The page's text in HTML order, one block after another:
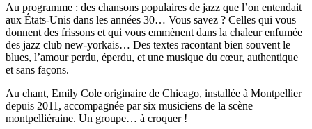
Au programme : des chansons populaires de jazz que l’on entendait
aux États-Unis dans les années 30… Vous savez ? Celles qui vous
donnent des frissons et qui vous emmènent dans la chaleur enfumée
des jazz club new-yorkais… Des textes racontant bien souvent le
blues, l’amour perdu, éperdu, et une musique du cœur, authentique
et sans façons.
Au chant, Emily Cole originaire de Chicago, installée à Montpellier
depuis 2011, accompagnée par six musiciens de la scène
montpelliéraine. Un groupe… à croquer !